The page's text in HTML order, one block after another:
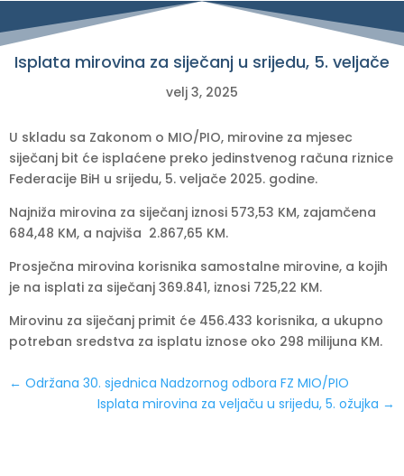
Isplata mirovina za siječanj u srijedu, 5. veljače
velj 3, 2025
U skladu sa Zakonom o MIO/PIO, mirovine za mjesec
siječanj bit će isplaćene preko jedinstvenog računa riznice
Federacije BiH u srijedu, 5. veljače 2025. godine.
Najniža mirovina za siječanj iznosi 573,53 KM, zajamčena
684,48 KM, a najviša 2.867,65 KM.
Prosječna mirovina korisnika samostalne mirovine, a kojih
je na isplati za siječanj 369.841, iznosi 725,22 KM.
Mirovinu za siječanj primit će 456.433 korisnika, a ukupno
potreban sredstva za isplatu iznose oko 298 milijuna KM.
← Održana 30. sjednica Nadzornog odbora FZ MIO/PIO
Isplata mirovina za veljaču u srijedu, 5. ožujka →